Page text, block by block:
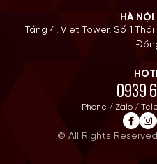
HÀ NỘI
Tầng 4, Viet Tower, Số 1
0939
Phone / Zalo /
© All Rights